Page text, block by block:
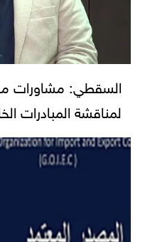
السقطي: مشاورات
لمناقشة المبادرات